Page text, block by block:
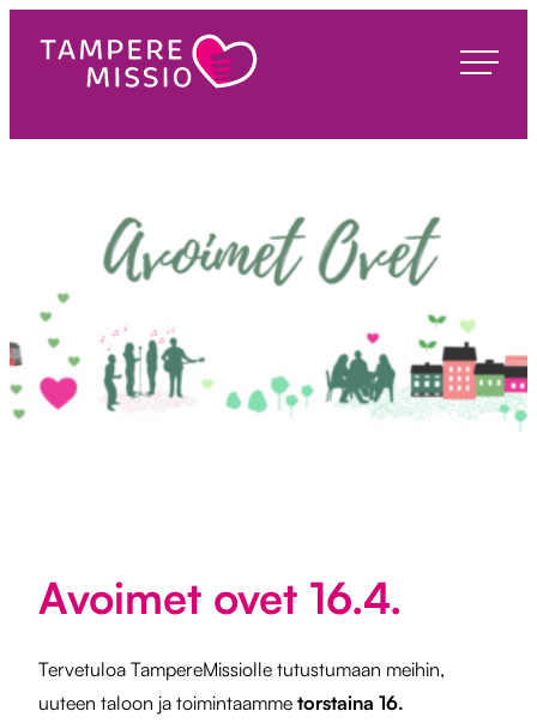
suoraan
sisältöön
TampereMissio
Avoimet ovet 16.4.
Tervetuloa TampereMissiolle tutustumaan meihin,
uuteen taloon ja toimintaamme torstaina 16.